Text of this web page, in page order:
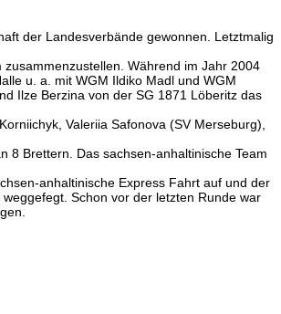
der Landesverbände gewonnen. Letztmalig
Während im Jahr 2004
u. a. mit WGM Ildiko Madl und WGM
Ilze Berzina von der SG 1871 Löberitz das
Valeriia Safonova (SV Merseburg),
8 Brettern. Das sachsen-anhaltinische Team
anhaltinische Express Fahrt auf und der
Schon vor der letzten Runde war